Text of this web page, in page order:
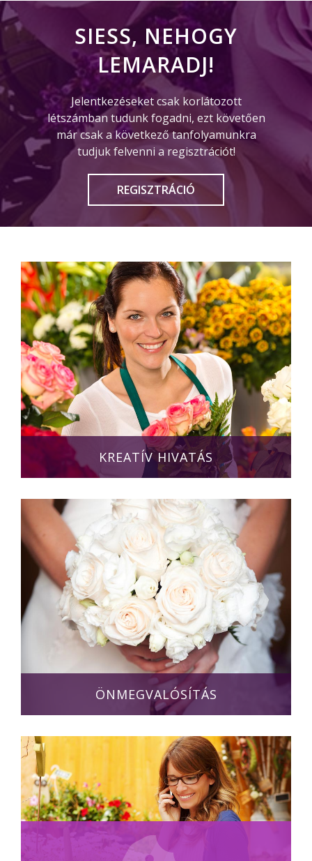
SIESS, NEHOGY
LEMARADJ!
Jelentkezéseket csak korlátozott
létszámban tudunk fogadni, ezt követően
már csaka következő tanfolyamunkra
tudjuk felvenni a regisztrációt!
REGISZTRÁCIÓ
KREATÍV HIVATÁS
ÖNMEGVALÓSÍTÁS